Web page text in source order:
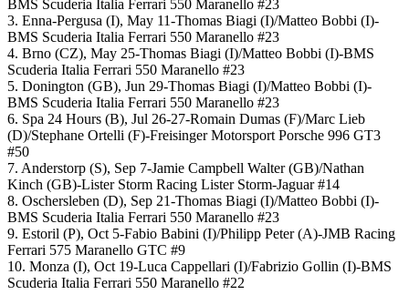
BMS Scuderia Italia Ferrari 550 Maranello #23
3. Enna-Pergusa (I), May 11-Thomas Biagi (I)/Matteo Bobbi (I)-
BMS Scuderia Italia Ferrari 550 Maranello #23
4. Brno (CZ), May 25-Thomas Biagi (I)/Matteo Bobbi (I)-BMS
Scuderia Italia Ferrari 550 Maranello #23
5. Donington (GB), Jun 29-Thomas Biagi (I)/Matteo Bobbi (I)-
BMS Scuderia Italia Ferrari 550 Maranello #23
6. Spa 24 Hours (B), Jul 26-27-Romain Dumas (F)/Marc Lieb
(D)/Stephane Ortelli (F)-Freisinger Motorsport Porsche 996 GT3
#50
7. Anderstorp (S), Sep 7-Jamie Campbell Walter (GB)/Nathan
Kinch (GB)-Lister Storm Racing Lister Storm-Jaguar #14
8. Oschersleben (D), Sep 21-Thomas Biagi (I)/Matteo Bobbi (I)-
BMS Scuderia Italia Ferrari 550 Maranello #23
9. Estoril (P), Oct 5-Fabio Babini (I)/Philipp Peter (A)-JMB Racing
Ferrari 575 Maranello GTC #9
10. Monza (I), Oct 19-Luca Cappellari (I)/Fabrizio Gollin (I)-BMS
Scuderia Italia Ferrari 550 Maranello #22